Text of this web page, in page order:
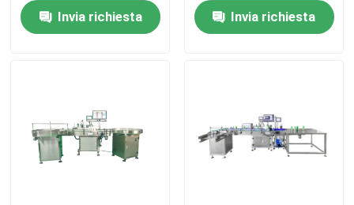
Prodotti
Giro della fabbrica
Invia richiesta
Invia richiesta